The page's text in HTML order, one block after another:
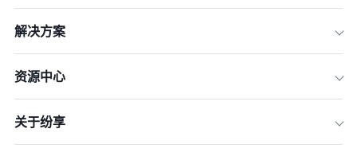
一、路线规划与 PDCA 闭环：从“跑完
转向激活团队战斗力
解决方案
资源中心
关于纷享